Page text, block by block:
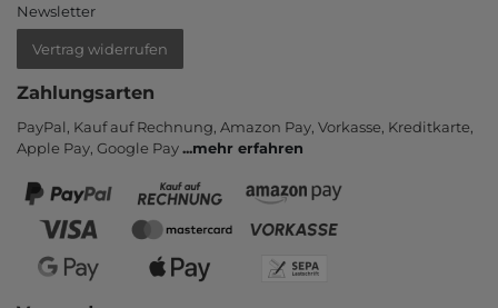
Newsletter
Vertrag widerrufen
Zahlungsarten
PayPal, Kauf auf Rechnung, Amazon Pay, Vor­kasse, Kredit­karte,
Apple Pay, Google Pay...mehr erfahren